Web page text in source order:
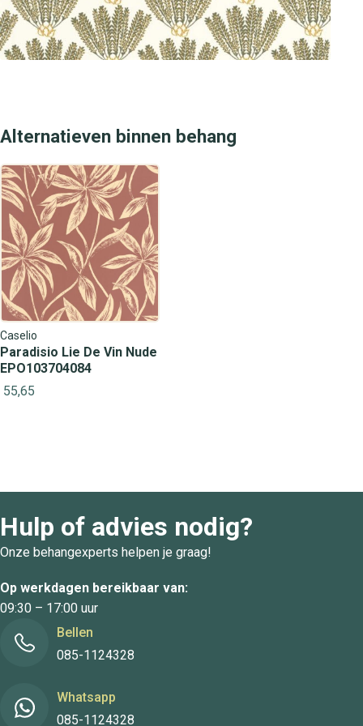
Alternatieven binnen behang
Caselio
Paradisio Lie De Vin Nude
EPO103704084
55,65
Hulp of advies nodig?
Onze behangexperts helpen je graag!
Op werkdagen bereikbaar van:
09:30 – 17:00 uur
Bellen
085-1124328
Whatsapp
085-1124328